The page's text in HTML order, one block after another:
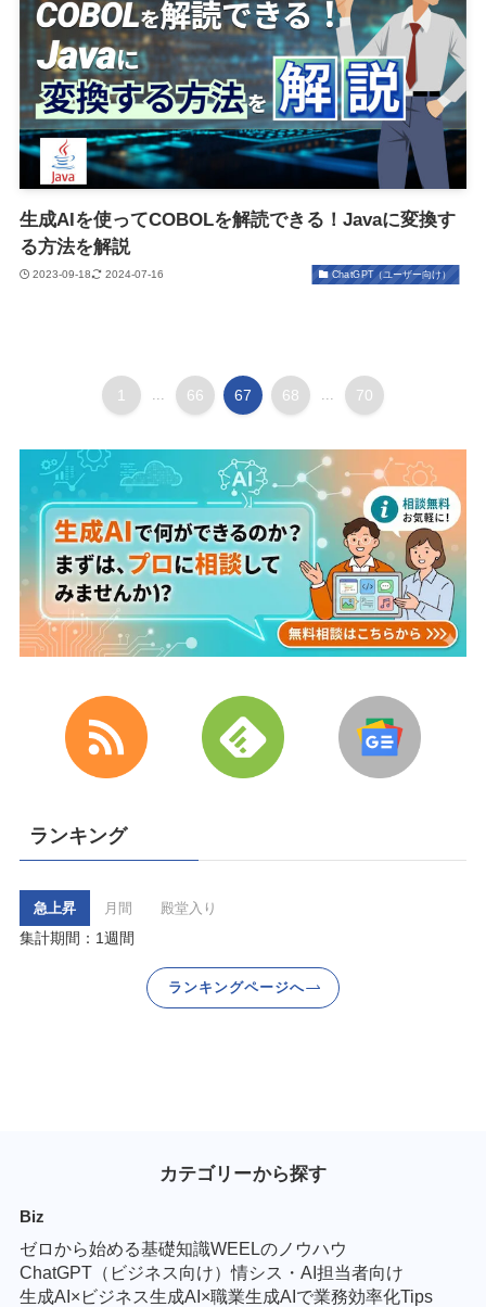
生成AIを使ってCOBOLを解読できる！Javaに変換す
る方法を解説
2023-09-18 2024-07-16 ChatGPT（ユーザー向け）
1 ... 66 67 68 ... 70
ランキング
急上昇 月間 殿堂入り
集計期間：1週間
ランキングページへ
カテゴリーから探す
Biz
ゼロから始める基礎知識WEELのノウハウ
ChatGPT（ビジネス向け）情シス・AI担当者向け
生成AI×ビジネス生成AI×職業生成AIで業務効率化Tips